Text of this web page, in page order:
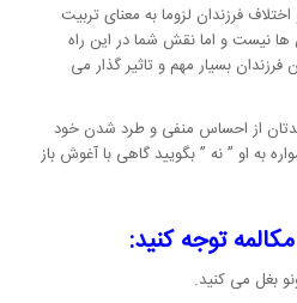
فرزندان لزوما به معنای تربیت
نیست و اما نقش شما در این راه
فرزندان بسیار مهم و تاثیر گذار می
از احساس منفی و طرد شدن خود
به او ” نه ” بگویید گاهی با آغوش باز
توجه کنید:
بغل می کنید.